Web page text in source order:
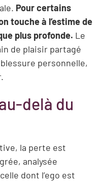
Pour certains
touche à l’estime de
plus profonde. Le
de plaisir partagé
personnelle,
delà du
la perte est
analysée
dont l’ego est